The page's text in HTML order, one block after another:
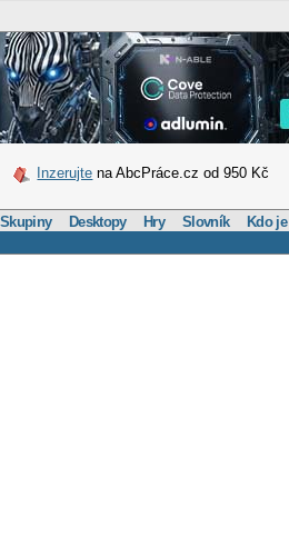
Inzerujte na AbcPráce.cz od 950 Kč
Skupiny Desktopy Hry Slovník Kdo je